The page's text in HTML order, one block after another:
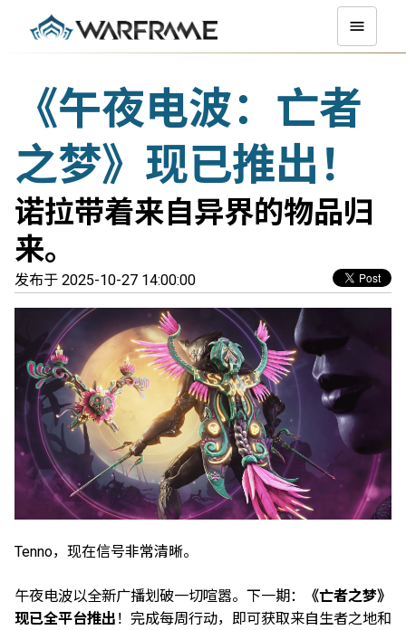
《午夜电波：亡者
之梦》现已推出！
诺拉带着来自异界的物品归
来。
发布于 2025-10-27 14:00:00
Tenno，现在信号非常清晰。
午夜电波以全新广播划破一切喧嚣。下一期：
《亡者之梦》
现已全平台推出 ！完成每周行动，即可获取来自生者之地和